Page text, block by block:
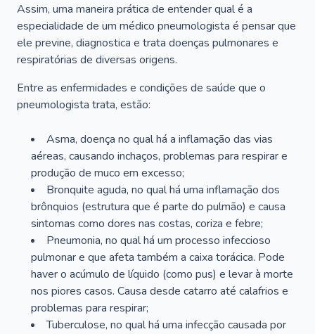
Assim, uma maneira prática de entender qual é a
especialidade de um médico pneumologista é pensar que
ele previne, diagnostica e trata doenças pulmonares e
respiratórias de diversas origens.
Entre as enfermidades e condições de saúde que o
pneumologista trata, estão:
Asma, doença no qual há a inflamação das vias
aéreas, causando inchaços, problemas para respirar e
produção de muco em excesso;
Bronquite aguda, no qual há uma inflamação dos
brônquios (estrutura que é parte do pulmão) e causa
sintomas como dores nas costas, coriza e febre;
Pneumonia, no qual há um processo infeccioso
pulmonar e que afeta também a caixa torácica. Pode
haver o acúmulo de líquido (como pus) e levar à morte
nos piores casos. Causa desde catarro até calafrios e
problemas para respirar;
Tuberculose, no qual há uma infecção causada por